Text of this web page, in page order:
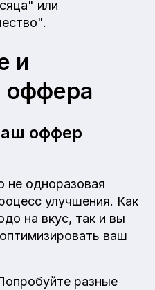
или
и
оффера
оффер
одноразовая
улучшения. Как
на вкус, так и вы
ваш
разные